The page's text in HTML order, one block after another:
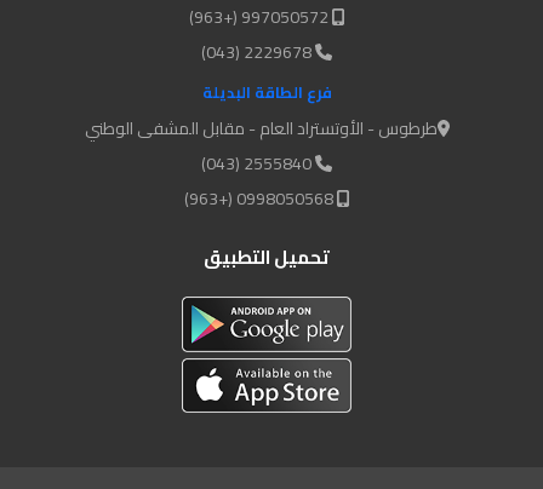
2229678 (043)
فرع الطاقة البديلة
طرطوس - الأوتستراد العام - مقابل المشفى الوطني
2555840 (043)
تحميل التطبيق